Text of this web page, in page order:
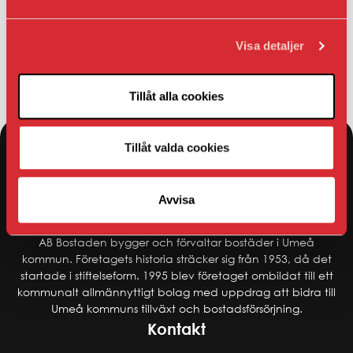
Visa detaljer
Tillåt alla cookies
Tillåt valda cookies
Avvisa
AB Bostaden
AB Bostaden bygger och förvaltar bostäder i Umeå
kommun. Företagets historia sträcker sig från 1953, då det
startade i stiftelseform. 1995 blev företaget ombildat till ett
kommunalt allmännyttigt bolag med uppdrag att bidra till
Umeå kommuns tillväxt och bostadsförsörjning.
Kontakt